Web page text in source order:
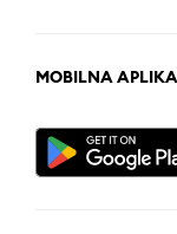
MOBILNA